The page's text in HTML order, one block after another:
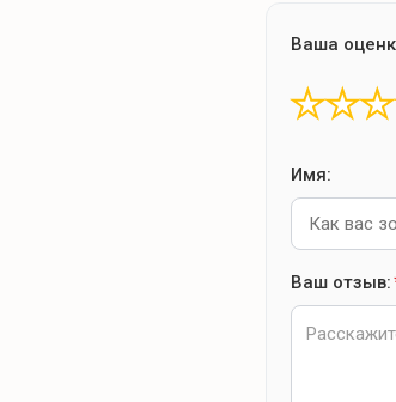
Ваша
★
★
★
Имя:
Ваш отзыв: